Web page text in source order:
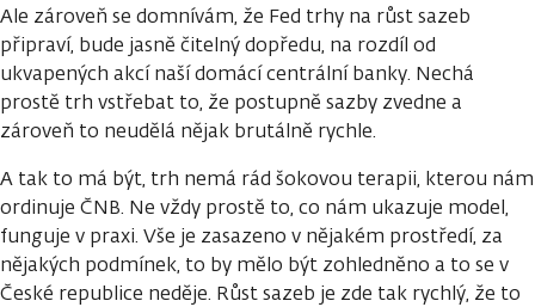
Ale zároveň se domnívám, že Fed trhy na růst sazeb
připraví, bude jasně čitelný dopředu, na rozdíl od
ukvapených akcí naší domácí centrální banky. Nechá
prostě trh vstřebat to, že postupně sazby zvedne a
zároveň to neudělá nějak brutálně rychle.
A tak to má být, trh nemá rád šokovou terapii, kterou nám
ordinuje ČNB. Ne vždy prostě to, co nám ukazuje model,
funguje v praxi. Vše je zasazeno v nějakém prostředí, za
nějakých podmínek, to by mělo být zohledněno a to se v
České republice neděje. Růst sazeb je zde tak rychlý, že to